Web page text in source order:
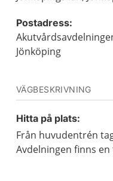
Postadress:
Jönköping
VÄGBESKRIVNING
Hitta på plats:
Från huvudentrén
Avdelningen finns